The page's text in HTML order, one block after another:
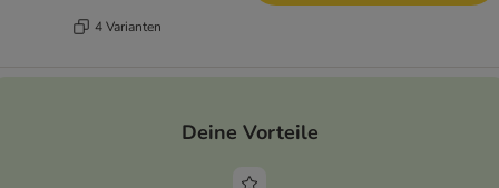
4 Varianten
Deine Vorteile